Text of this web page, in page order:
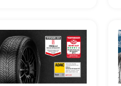
OUR BEST Reifen
DRIVE OUR BEST
BEST Reifen = 40 €
OUR BEST Reifen